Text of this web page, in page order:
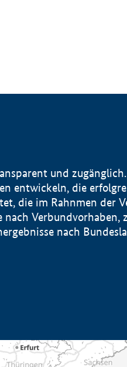
und
entwickeln, die
die im Rahnmen der
Verbundvorhaben,
nach